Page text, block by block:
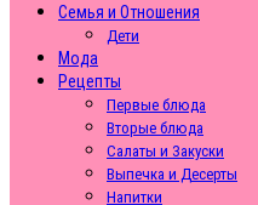
Семья и Отношения
Дети
Мода
Рецепты
Первые блюда
Вторые блюда
Салаты и Закуски
Выпечка и Десерты
Напитки